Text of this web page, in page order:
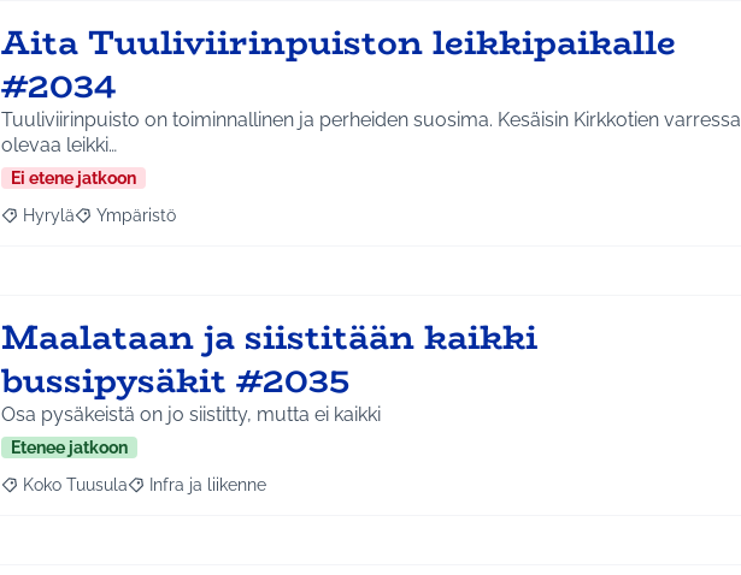
Aita Tuuliviirinpuiston leikkipaikalle
#2034
Tuuliviirinpuisto on toiminnallinen ja perheiden suosima. Kesäisin Kirkkotien varressa
olevaa leikki…
Ei etene jatkoon
Rajaa tulokset aihepiirin mukaan: Hyrylä
Hyrylä Rajaa tulokset teeman mukaan: Ympäristö
Ympäristö
Maalataan ja siistitään kaikki
bussipysäkit #2035
Osa pysäkeistä on jo siistitty, mutta ei kaikki
Etenee jatkoon
Rajaa tulokset aihepiirin mukaan: Koko Tuusula
Koko Tuusula Rajaa tulokset teeman mukaan: Infra ja liikenne
Infra ja liikenne